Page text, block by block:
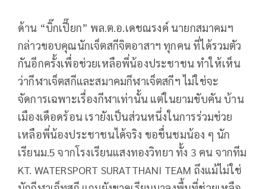
ด้าน “บิ๊กเปี๊ยก” พล.ต.อ.เดชณรงค์ นายกสมาคมฯ
กล่าวขอบคุณนักเจ็ตสกีจิตอาสาฯ ทุกคน ที่ได้รวมตัว
กันอีกครั้งเพื่อช่วยเหลือพี่น้องประชาชน ทำให้เห็น
ว่ากีฬาเจ็ตสกีและสมาคมกีฬาเจ็ตสกีฯ ไม่ใช่จะ
จัดการเฉพาะเรื่องกีฬาเท่านั้น แต่ในยามขับคัน บ้าน
เมืองเดือดร้อน เรายังเป็นส่วนหนึ่งในการร่วมช่วย
เหลือพี่น้องประชาชนได้จริง ขอชื่นชมน้อง ๆ นัก
เรียนม.5 จากโรงเรียนแสงทองวิทยา ทั้ง 3 คน จากทีม
KT. WATERSPORT SURATTHANI TEAM ถึงแม้ไม่ใช่